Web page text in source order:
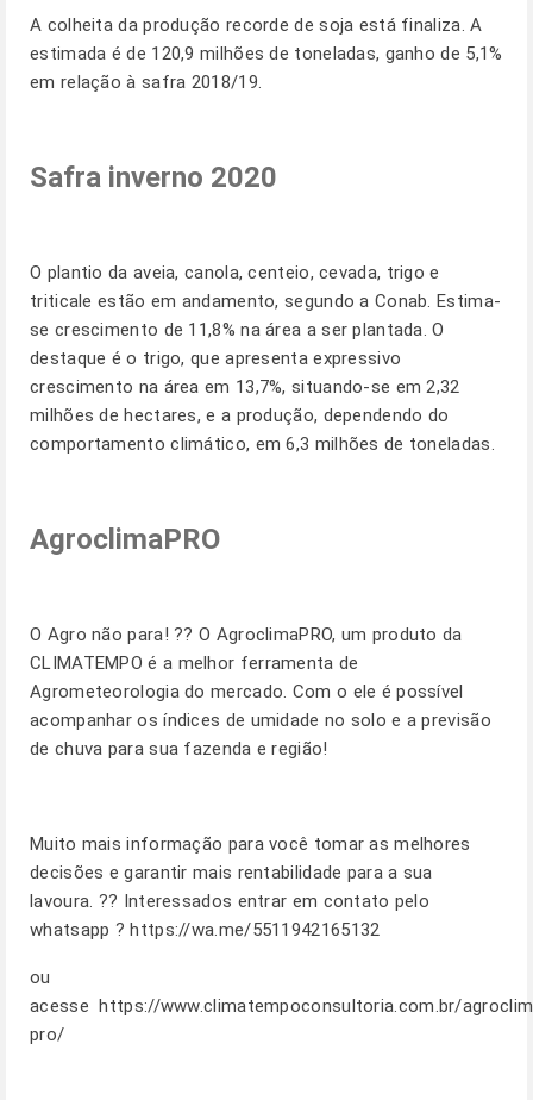
A colheita da produção recorde de soja está finaliza. A
estimada é de 120,9 milhões de toneladas, ganho de 5,1%
em relação à safra 2018/19.
Safra inverno 2020
O plantio da aveia, canola, centeio, cevada, trigo e
triticale estão em andamento, segundo a Conab. Estima-
se crescimento de 11,8% na área a ser plantada. O
destaque é o trigo, que apresenta expressivo
crescimento na área em 13,7%, situando-se em 2,32
milhões de hectares, e a produção, dependendo do
comportamento climático, em 6,3 milhões de toneladas.
AgroclimaPRO
O Agro não para! ?? O AgroclimaPRO, um produto da
CLIMATEMPO é a melhor ferramenta de
Agrometeorologia do mercado. Com o ele é possível
acompanhar os índices de umidade no solo e a previsão
de chuva para sua fazenda e região!
Muito mais informação para você tomar as melhores
decisões e garantir mais rentabilidade para a sua
lavoura. ?? Interessados entrar em contato pelo
whatsapp ?https://wa.me/5511942165132
ou
acessehttps://www.climatempoconsultoria.com.br/
pro/